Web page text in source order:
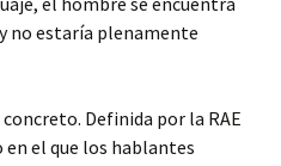
no estaría plenamente
Definida por la RAE
el que los hablantes